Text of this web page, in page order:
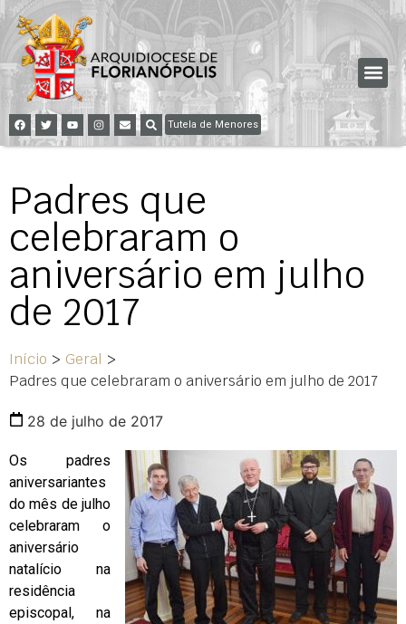
Tutela de Menores
Padres que
celebraram o
aniversário em julho
de 2017
Início > Geral >
Padres que celebraram o aniversário em julho de 2017
28 de julho de 2017
Os padres
aniversariantes
do mês de julho
celebraram o
aniversário
natalício na
residência
episcopal, na